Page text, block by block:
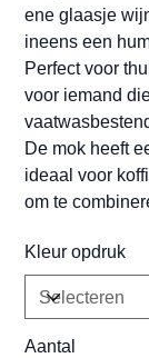
ene glaasje
ineens een
Perfect voor
voor iemand
De mok heeft
ideaal voor
om te
Kleur opdruk
Aantal